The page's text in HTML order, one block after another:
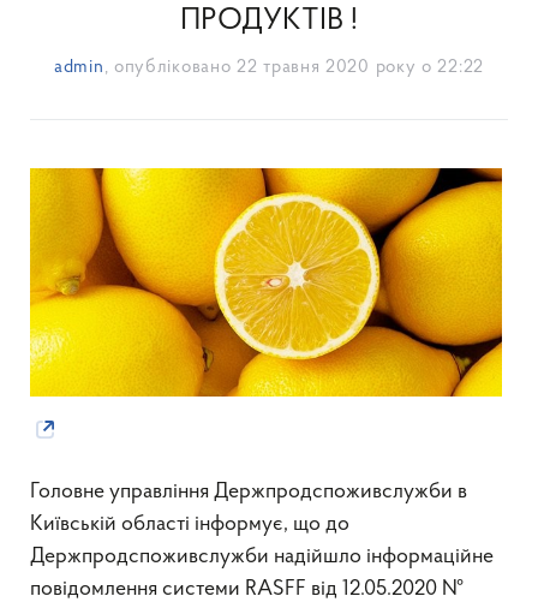
ПРОДУКТІВ !
admin , опубліковано 22 травня 2020 року о 22:22
Головне управління Держпродспоживслужби в
Київській області інформує, що до
Держпродспоживслужби надійшло інформаційне
повідомлення системи RASFF від 12.05.2020 №